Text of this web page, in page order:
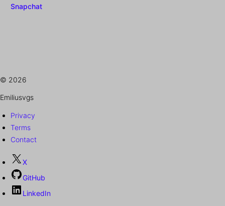
Snapchat
© 2026
Emiliusvgs
Privacy
Terms
Contact
X
GitHub
LinkedIn